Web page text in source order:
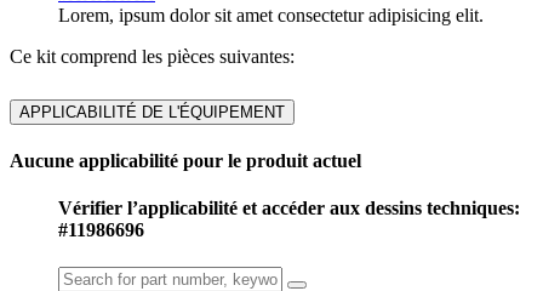
Lorem, ipsum dolor sit amet consectetur adipisicing elit.
Ce kit comprend les pièces suivantes:
APPLICABILITÉ DE L'ÉQUIPEMENT
Aucune applicabilité pour le produit actuel
Vérifier l’applicabilité et accéder aux dessins techniques:
#11986696